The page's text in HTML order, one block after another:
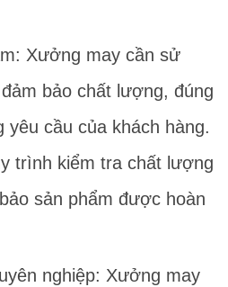
Xưởng may cần sử
bảo chất lượng, đúng
yêu cầu của khách hàng.
trình kiểm tra chất lượng
sản phẩm được hoàn
nghiệp: Xưởng may